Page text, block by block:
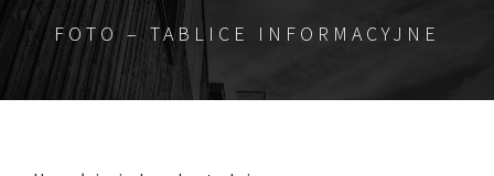
FOTO – TABLICE INFORMACYJNE